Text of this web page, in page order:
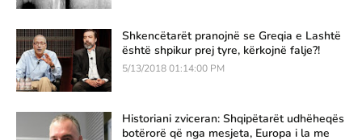
Shkencëtarët pranojnë se Greqia e Lashtë
është shpikur prej tyre, kërkojnë falje?!
5/13/2018 01:14:00 PM
Historiani zviceran: Shqipëtarët udhëheqës
botërorë që nga mesjeta, Europa i la me